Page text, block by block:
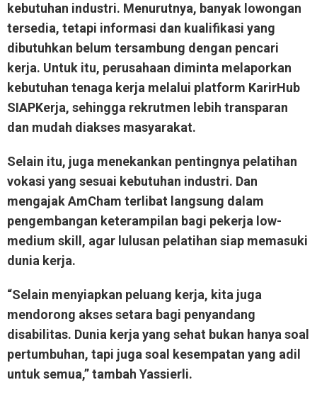
kebutuhan industri. Menurutnya, banyak lowongan
tersedia, tetapi informasi dan kualifikasi yang
dibutuhkan belum tersambung dengan pencari
kerja. Untuk itu, perusahaan diminta melaporkan
kebutuhan tenaga kerja melalui platform KarirHub
SIAPKerja, sehingga rekrutmen lebih transparan
dan mudah diakses masyarakat.
Selain itu, juga menekankan pentingnya pelatihan
vokasi yang sesuai kebutuhan industri. Dan
mengajak AmCham terlibat langsung dalam
pengembangan keterampilan bagi pekerja low-
medium skill, agar lulusan pelatihan siap memasuki
dunia kerja.
“Selain menyiapkan peluang kerja, kita juga
mendorong akses setara bagi penyandang
disabilitas. Dunia kerja yang sehat bukan hanya soal
pertumbuhan, tapi juga soal kesempatan yang adil
untuk semua,” tambah Yassierli.